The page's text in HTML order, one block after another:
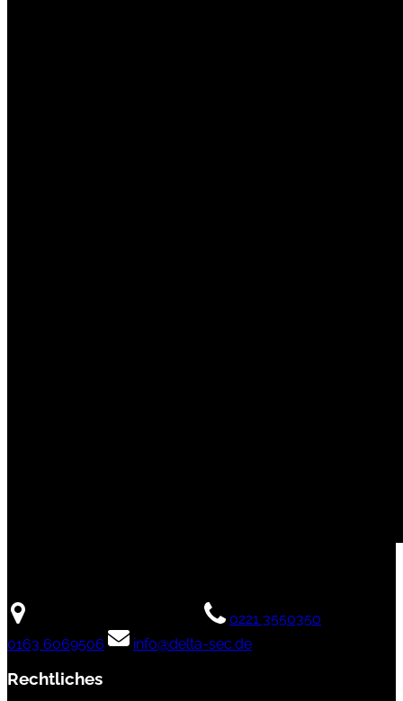
0221 3550350
0163 6069506
info@delta-sec.de
Rechtliches